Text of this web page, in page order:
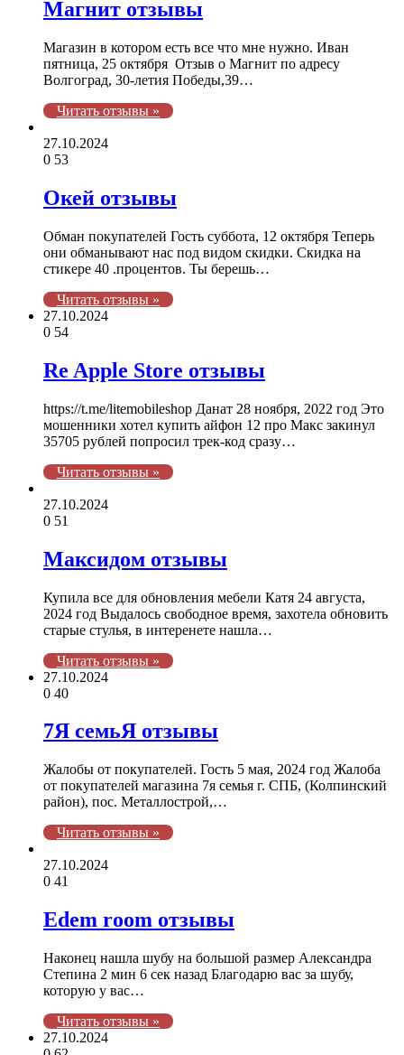
Магнит отзывы
Магазин в котором есть все что мне нужно. Иван
пятница, 25 октября Отзыв о Магнит по адресу
Волгоград, 30-летия Победы,39…
Читать отзывы »
27.10.2024
0 53
Окей отзывы
Обман покупателей Гость суббота, 12 октября Теперь
они обманывают нас под видом скидки. Скидка на
стикере 40 .процентов. Ты берешь…
Читать отзывы »
27.10.2024
0 54
Re Apple Store отзывы
https://t.me/litemobileshop Данат 28 ноября, 2022 год Это
мошенники хотел купить айфон 12 про Макс закинул
35705 рублей попросил трек-код сразу…
Читать отзывы »
27.10.2024
0 51
Максидом отзывы
Купила все для обновления мебели Катя 24 августа,
2024 год Выдалось свободное время, захотела обновить
старые стулья, в интеренете нашла…
Читать отзывы »
27.10.2024
0 40
7Я семьЯ отзывы
Жалобы от покупателей. Гость 5 мая, 2024 год Жалоба
от покупателей магазина 7я семья г. СПБ, (Колпинский
район), пос. Металлострой,…
Читать отзывы »
27.10.2024
0 41
Edem room отзывы
Наконец нашла шубу на большой размер Александра
Степина 2 мин 6 сек назад Благодарю вас за шубу,
которую у вас…
Читать отзывы »
27.10.2024